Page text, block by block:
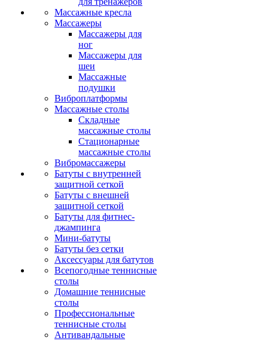
Массажные кресла
Массажеры
Массажеры для
ног
Массажеры для
шеи
Массажные
подушки
Виброплатформы
Массажные столы
Складные
массажные столы
Стационарные
массажные столы
Вибромассажеры
Батуты с внутренней
защитной сеткой
Батуты с внешней
защитной сеткой
Батуты для фитнес-
джампинга
Мини-батуты
Батуты без сетки
Аксессуары для батутов
Всепогодные теннисные
столы
Домашние теннисные
столы
Профессиональные
теннисные столы
Антивандальные